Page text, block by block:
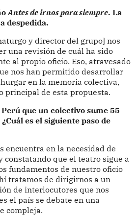
Antes de irnos para siempre. La
despedida.
y director del grupo] nos
una revisión de cuál ha sido
al propio oficio. Eso, atravesado
nos han permitido desarrollar
en la memoria colectiva,
principal de esta propuesta.
que un colectivo sume 55
es el siguiente paso de
encuentra en la necesidad de
constatando que el teatro sigue a
fundamentos de nuestro oficio
tratamos de dirigirnos a un
de interlocutores que nos
el país se debate en una
compleja.